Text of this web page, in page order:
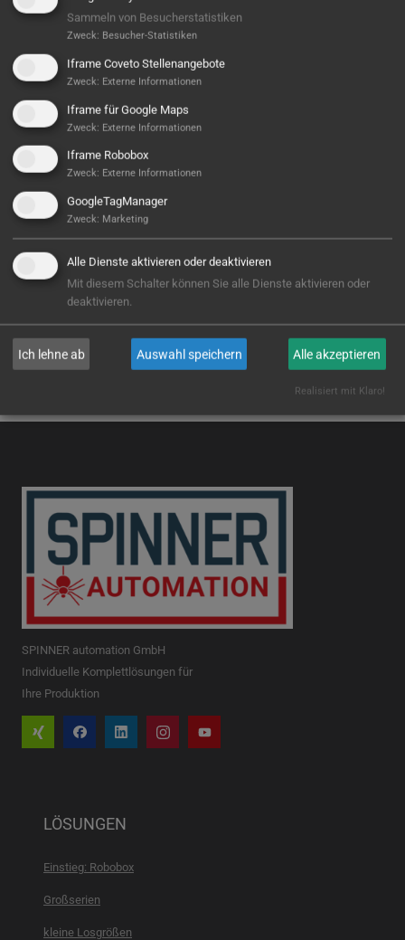
Hier ist noch was frei...
Sieht aus, als wäre hier noch Platz für Großes! Aktuell
ist noch kein Projekt hinterlegt – aber wer weiß,
vielleicht steht hier bald Ihres? Wir sind bereit, wenn
Sie es sind!
E-MAIL
SPINNER automation GmbH
Individuelle Komplettlösungen für
Ihre Produktion
LÖSUNGEN
Einstieg: Robobox
Großserien
kleine Losgrößen
Sammeln von Besucherstatistiken
Zweck: Besucher-Statistiken
Iframe Coveto Stellenangebote
Zweck: Externe Informationen
Iframe für Google Maps
Zweck: Externe Informationen
Iframe Robobox
Zweck: Externe Informationen
GoogleTagManager
Zweck: Marketing
Alle Dienste aktivieren oder deaktivieren
Mit diesem Schalter können Sie alle Dienste aktivieren oder
deaktivieren.
Ich lehne ab Auswahl speichern Alle akzeptieren
Realisiert mit Klaro!